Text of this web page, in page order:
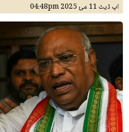
اپ ڈیٹ 11 مئ 2025 04:48pm